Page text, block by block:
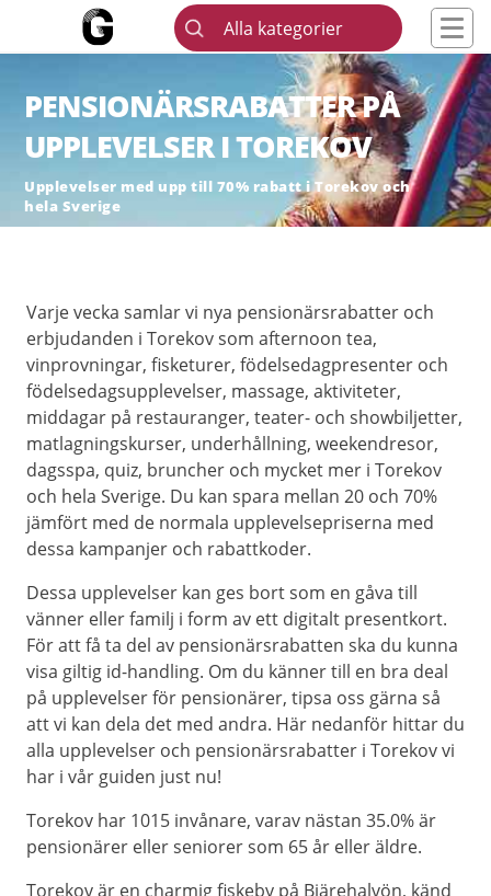
Alla kategorier
PENSIONÄRSRABATTER PÅ
UPPLEVELSER I TOREKOV
Upplevelser med upp till 70% rabatt i Torekov och
hela Sverige
Varje vecka samlar vi nya pensionärsrabatter och
erbjudanden i Torekov som afternoon tea,
vinprovningar, fisketurer, födelsedagpresenter och
födelsedagsupplevelser, massage, aktiviteter,
middagar på restauranger, teater- och showbiljetter,
matlagningskurser, underhållning, weekendresor,
dagsspa, quiz, bruncher och mycket mer i Torekov
och hela Sverige. Du kan spara mellan 20 och 70%
jämfört med de normala upplevelsepriserna med
dessa kampanjer och rabattkoder.
Dessa upplevelser kan ges bort som en gåva till
vänner eller familj i form av ett digitalt presentkort.
För att få ta del av pensionärsrabatten ska du kunna
visa giltig id-handling. Om du känner till en bra deal
på upplevelser för pensionärer, tipsa oss gärna så
att vi kan dela det med andra. Här nedanför hittar du
alla upplevelser och pensionärsrabatter i Torekov vi
har i vår guiden just nu!
Torekov har 1015 invånare, varav nästan 35.0% är
pensionärer eller seniorer som 65 år eller äldre.
Torekov är en charmig fiskeby på Bjärehalvön, känd